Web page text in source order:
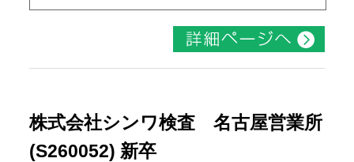
株式会社シンワ検査 名古屋営業所
(S260052) 新卒